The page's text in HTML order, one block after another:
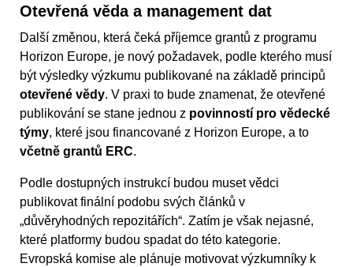
Otevřená věda a management dat
Další změnou, která čeká příjemce grantů z programu
Horizon Europe, je nový požadavek, podle kterého musí
být výsledky výzkumu publikované na základě principů
otevřené vědy. V praxi to bude znamenat, že otevřené
publikování se stane jednou z povinností pro vědecké
týmy, které jsou financované z Horizon Europe, a to
včetně grantů ERC.
Podle dostupných instrukcí budou muset vědci
publikovat finální podobu svých článků v
„důvěryhodných repozitářích“. Zatím je však nejasné,
které platformy budou spadat do této kategorie.
Evropská komise ale plánuje motivovat výzkumníky k